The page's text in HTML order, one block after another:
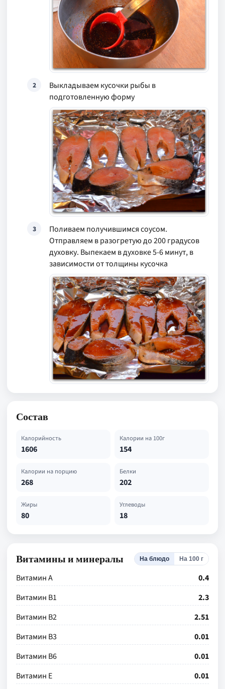
2
Выкладываем кусочки рыбы в
подготовленную форму
3
Поливаем получившимся соусом.
Отправляем в разогретую до 200 градусов
духовку. Выпекаем в духовке 5-6 минут, в
зависимости от толщины кусочка
Состав
Калорийность
1606
Калории на 100г
154
Калории на порцию
268
Белки
202
Жиры
80
Углеводы
18
Витамины и минералы На блюдо На 100 г
Витамин А
0.4
Витамин В1
2.3
Витамин В2
2.51
Витамин В3
0.01
Витамин В6
0.01
Витамин Е
0.01